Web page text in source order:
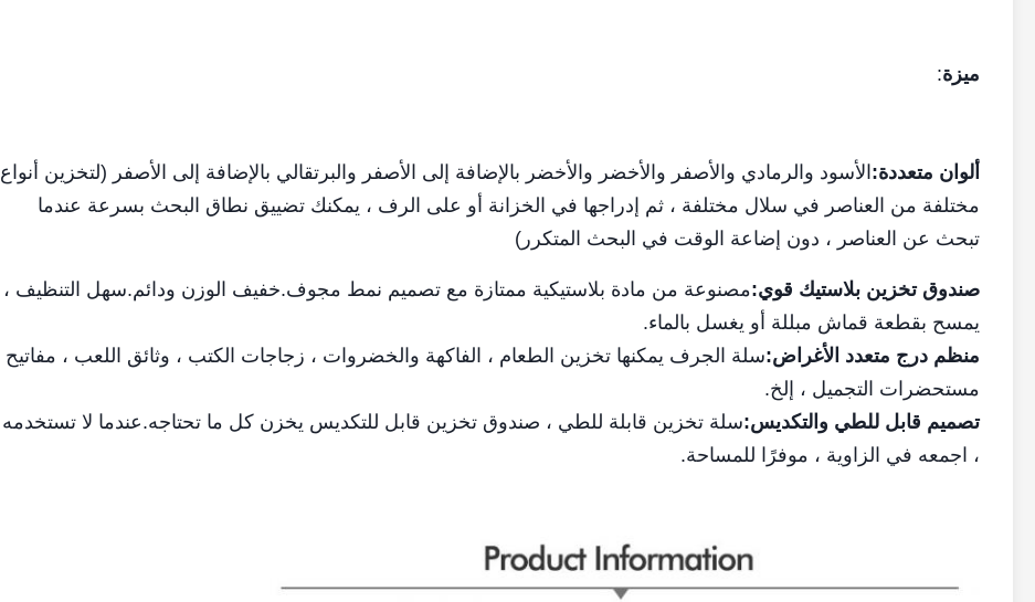
ميزة:
ألوان متعددة: الأسود والرمادي والأصفر والأخضر والأخضر بالإضافة إلى الأصفر والبرتقالي بالإضافة إلى الأصفر (لتخزين أنواع
مختلفة من العناصر في سلال مختلفة ، ثم إدراجها في الخزانة أو على الرف ، يمكنك تضييق نطاق البحث بسرعة عندما
تبحث عن العناصر ، دون إضاعة الوقت في البحث المتكرر)
صندوق تخزين بلاستيك قوي:مصنوعة من مادة بلاستيكية ممتازة مع تصميم نمط مجوف.خفيف الوزن ودائم.سهل التنظيف ،
يمسح بقطعة قماش مبللة أو يغسل بالماء.
منظم درج متعدد الأغراض:سلة الجرف يمكنها تخزين الطعام ، الفاكهة والخضروات ، زجاجات الكتب ، وثائق اللعب ، مفاتيح
مستحضرات التجميل ، إلخ.
تصميم قابل للطي والتكديس:سلة تخزين قابلة للطي ، صندوق تخزين قابل للتكديس يخزن كل ما تحتاجه.عندما لا تستخدمه
، اجمعه في الزاوية ، موفرًا للمساحة.